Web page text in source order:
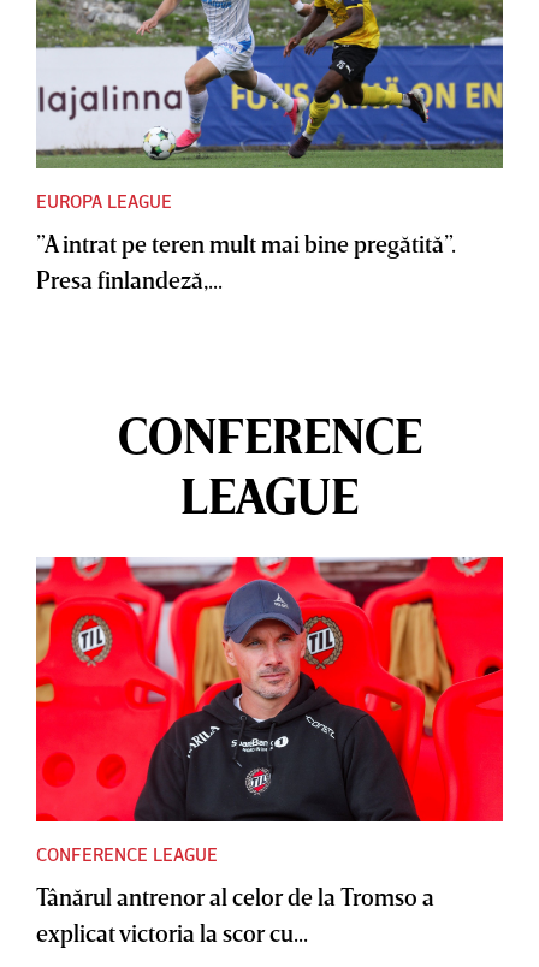
EUROPA LEAGUE
”A intrat pe teren mult mai bine pregătită”.
Presa finlandeză,...
CONFERENCE
LEAGUE
CONFERENCE LEAGUE
Tânărul antrenor al celor de la Tromso a
explicat victoria la scor cu...